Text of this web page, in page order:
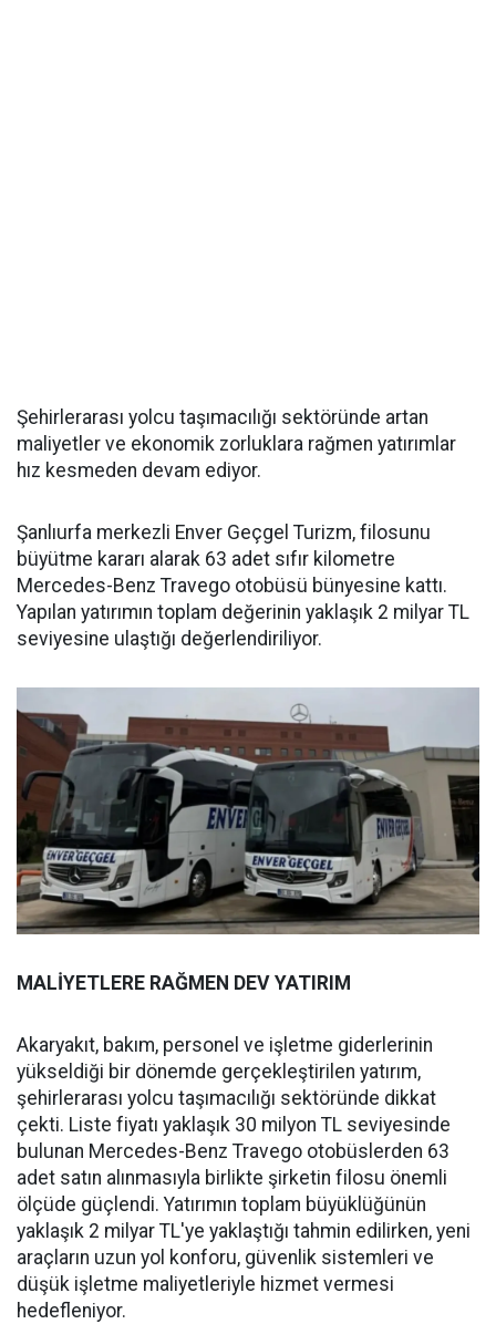
Şehirlerarası yolcu taşımacılığı sektöründe artan
maliyetler ve ekonomik zorluklara rağmen yatırımlar
hız kesmeden devam ediyor.
Şanlıurfa merkezli Enver Geçgel Turizm, filosunu
büyütme kararı alarak 63 adet sıfır kilometre
Mercedes-Benz Travego otobüsü bünyesine kattı.
Yapılan yatırımın toplam değerinin yaklaşık 2 milyar TL
seviyesine ulaştığı değerlendiriliyor.
MALİYETLERE RAĞMEN DEV YATIRIM
Akaryakıt, bakım, personel ve işletme giderlerinin
yükseldiği bir dönemde gerçekleştirilen yatırım,
şehirlerarası yolcu taşımacılığı sektöründe dikkat
çekti. Liste fiyatı yaklaşık 30 milyon TL seviyesinde
bulunan Mercedes-Benz Travego otobüslerden 63
adet satın alınmasıyla birlikte şirketin filosu önemli
ölçüde güçlendi. Yatırımın toplam büyüklüğünün
yaklaşık 2 milyar TL'ye yaklaştığı tahmin edilirken, yeni
araçların uzun yol konforu, güvenlik sistemleri ve
düşük işletme maliyetleriyle hizmet vermesi
hedefleniyor.